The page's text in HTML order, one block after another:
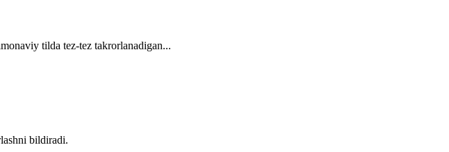
tilda tez-tez takrorlanadigan...
bildiradi.